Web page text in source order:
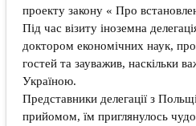
проекту закону « Про
Під час візиту іноземна
доктором економічних наук,
гостей та зауважив, наскільки
Україною.
Представники делегації з
прийомом, їм приглянулось